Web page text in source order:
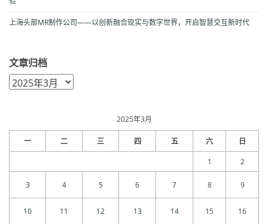
上海头部MR制作公司——以创新融合现实与数字世界，开启智慧交互新时代
文章归档
文
章
2025年3月
一 二 三 四 五 六 日
1 2
3 4 5 6 7 8 9
10 11 12 13 14 15 16